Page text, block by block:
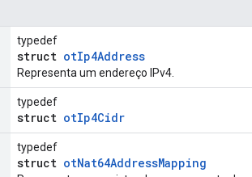
typedef
struct otIp4Address
Representa um endereço IPv4.
typedef
struct otIp4Cidr
typedef
struct otNat64AddressMapping